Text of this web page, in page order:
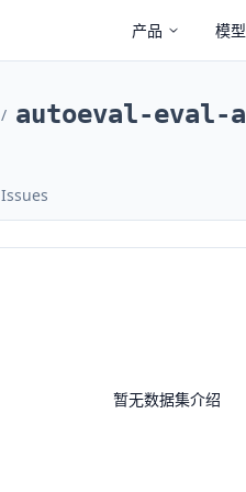
产品 模
/ autoeval-eval-
Issues
暂无数据集介绍